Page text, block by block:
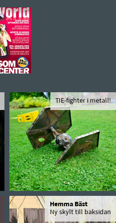
TIE-fighter i metall!
Hemma Bäst
Ny skylt till baksidan